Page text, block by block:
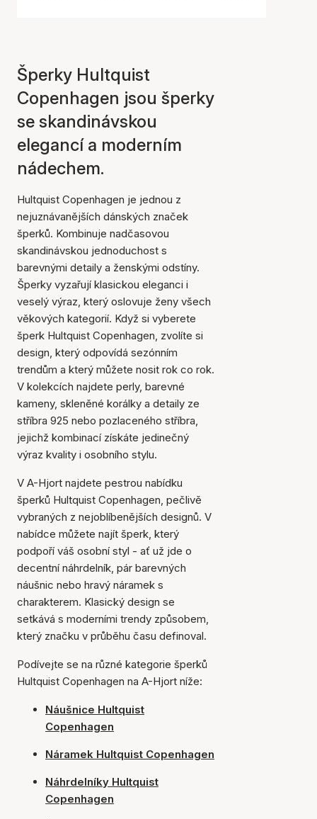
Šperky Hultquist
Copenhagen jsou šperky
se skandinávskou
elegancí a moderním
nádechem.
Hultquist Copenhagen je jednou z
nejuznávanějších dánských značek
šperků. Kombinuje nadčasovou
skandinávskou jednoduchost s
barevnými detaily a ženskými odstíny.
Šperky vyzařují klasickou eleganci i
veselý výraz, který oslovuje ženy všech
věkových kategorií. Když si vyberete
šperk Hultquist Copenhagen, zvolíte si
design, který odpovídá sezónním
trendům a který můžete nosit rok co rok.
V kolekcích najdete perly, barevné
kameny, skleněné korálky a detaily ze
stříbra 925 nebo pozlaceného stříbra,
jejichž kombinací získáte jedinečný
výraz kvality i osobního stylu.
V A-Hjort najdete pestrou nabídku
šperků Hultquist Copenhagen, pečlivě
vybraných z nejoblíbenějších designů. V
nabídce můžete najít šperk, který
podpoří váš osobní styl - ať už jde o
decentní náhrdelník, pár barevných
náušnic nebo hravý náramek s
charakterem. Klasický design se
setkává s moderními trendy způsobem,
který značku v průběhu času definoval.
Podívejte se na různé kategorie šperků
Hultquist Copenhagen na A-Hjort níže:
Náušnice Hultquist
Copenhagen
Náramek Hultquist Copenhagen
Náhrdelníky Hultquist
Copenhagen